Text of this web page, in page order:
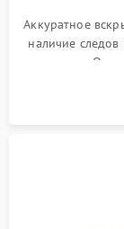
Аккуратное
наличие
элементов.
кулера и